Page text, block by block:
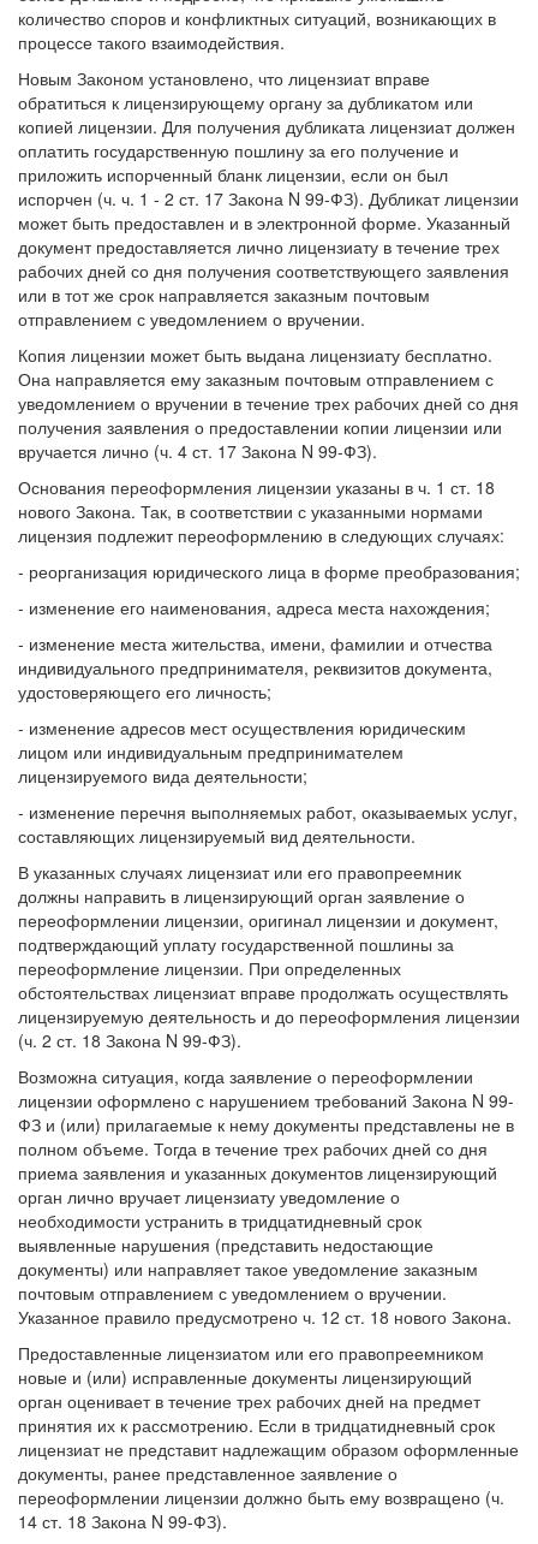
количество споров и конфликтных ситуаций, возникающих в
процессе такого взаимодействия.
Новым Законом установлено, что лицензиат вправе
обратиться к лицензирующему органу за дубликатом или
копией лицензии. Для получения дубликата лицензиат должен
оплатить государственную пошлину за его получение и
приложить испорченный бланк лицензии, если он был
испорчен (ч. ч. 1 - 2 ст. 17 Закона N 99-ФЗ). Дубликат лицензии
может быть предоставлен и в электронной форме. Указанный
документ предоставляется лично лицензиату в течение трех
рабочих дней со дня получения соответствующего заявления
или в тот же срок направляется заказным почтовым
отправлением с уведомлением о вручении.
Копия лицензии может быть выдана лицензиату бесплатно.
Она направляется ему заказным почтовым отправлением с
уведомлением о вручении в течение трех рабочих дней со дня
получения заявления о предоставлении копии лицензии или
вручается лично (ч. 4 ст. 17 Закона N 99-ФЗ).
Основания переоформления лицензии указаны в ч. 1 ст. 18
нового Закона. Так, в соответствии с указанными нормами
лицензия подлежит переоформлению в следующих случаях:
- реорганизация юридического лица в форме преобразования;
- изменение его наименования, адреса места нахождения;
- изменение места жительства, имени, фамилии и отчества
индивидуального предпринимателя, реквизитов документа,
удостоверяющего его личность;
- изменение адресов мест осуществления юридическим
лицом или индивидуальным предпринимателем
лицензируемого вида деятельности;
- изменение перечня выполняемых работ, оказываемых услуг,
составляющих лицензируемый вид деятельности.
В указанных случаях лицензиат или его правопреемник
должны направить в лицензирующий орган заявление о
переоформлении лицензии, оригинал лицензии и документ,
подтверждающий уплату государственной пошлины за
переоформление лицензии. При определенных
обстоятельствах лицензиат вправе продолжать осуществлять
лицензируемую деятельность и до переоформления лицензии
(ч. 2 ст. 18 Закона N 99-ФЗ).
Возможна ситуация, когда заявление о переоформлении
лицензии оформлено с нарушением требований Закона N 99-
ФЗ и (или) прилагаемые к нему документы представлены не в
полном объеме. Тогда в течение трех рабочих дней со дня
приема заявления и указанных документов лицензирующий
орган лично вручает лицензиату уведомление о
необходимости устранить в тридцатидневный срок
выявленные нарушения (представить недостающие
документы) или направляет такое уведомление заказным
почтовым отправлением с уведомлением о вручении.
Указанное правило предусмотрено ч. 12 ст. 18 нового Закона.
Предоставленные лицензиатом или его правопреемником
новые и (или) исправленные документы лицензирующий
орган оценивает в течение трех рабочих дней на предмет
принятия их к рассмотрению. Если в тридцатидневный срок
лицензиат не представит надлежащим образом оформленные
документы, ранее представленное заявление о
переоформлении лицензии должно быть ему возвращено (ч.
14 ст. 18 Закона N 99-ФЗ).